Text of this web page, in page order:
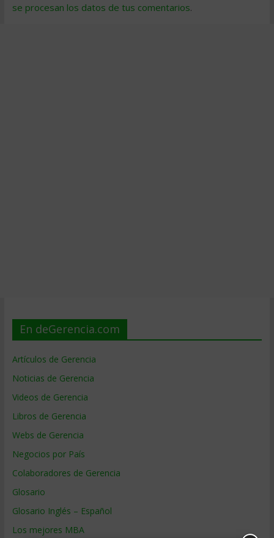
se procesan los datos de tus comentarios.
En deGerencia.com
Artículos de Gerencia
Noticias de Gerencia
Videos de Gerencia
Libros de Gerencia
Webs de Gerencia
Negocios por País
Colaboradores de Gerencia
Glosario
Glosario Inglés – Español
Los mejores MBA